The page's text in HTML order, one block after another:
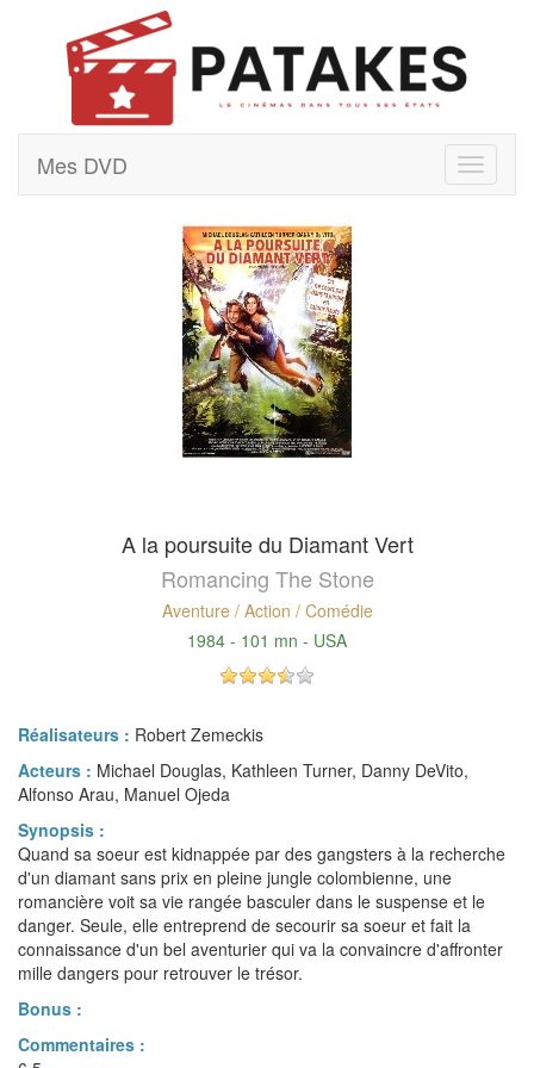
Mes DVD
A la poursuite du Diamant Vert
Romancing The Stone
Aventure / Action / Comédie
1984 - 101 mn - USA
Réalisateurs : Robert Zemeckis
Acteurs : Michael Douglas, Kathleen Turner, Danny DeVito,
Alfonso Arau, Manuel Ojeda
Synopsis :
Quand sa soeur est kidnappée par des gangsters à la recherche
d'un diamant sans prix en pleine jungle colombienne, une
romancière voit sa vie rangée basculer dans le suspense et le
danger. Seule, elle entreprend de secourir sa soeur et fait la
connaissance d'un bel aventurier qui va la convaincre d'affronter
mille dangers pour retrouver le trésor.
Bonus :
Commentaires :